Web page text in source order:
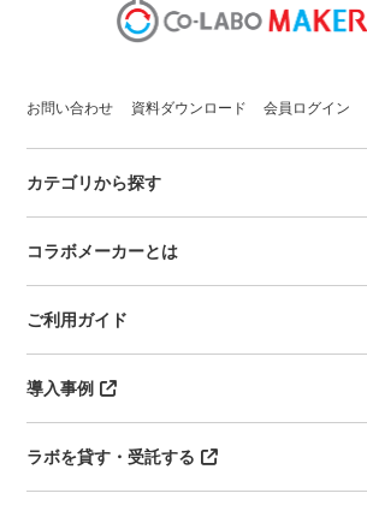
お問い合わせ 資料ダウンロード 会員ログイン
カテゴリから探す
コラボメーカーとは
ご利用ガイド
導入事例
ラボを貸す・受託する